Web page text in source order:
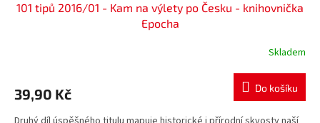
101 tipů 2016/01 - Kam na výlety po Česku - knihovnička
Epocha
Skladem
39,90 Kč Do košíku